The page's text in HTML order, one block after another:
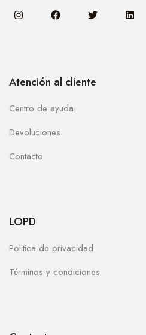
Atención al cliente
Centro de ayuda
Devoluciones
Contacto
LOPD
Politica de privacidad
Términos y condiciones